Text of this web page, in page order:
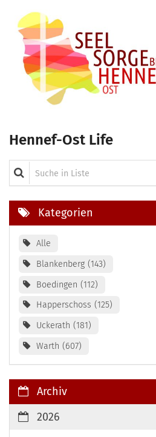
Hennef-Ost Life
Suche in Liste
Kategorien
Alle
Blankenberg
143
Boedingen
112
Happerschoss
125
Uckerath
181
Warth
607
Archiv
2026